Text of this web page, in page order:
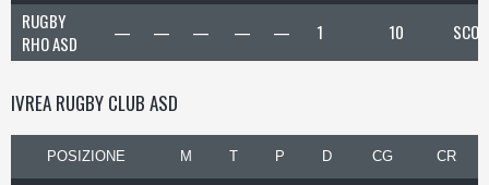
RUGBY
RHO ASD
— — — — — 1 10
IVREA RUGBY CLUB ASD
POSIZIONE M T P D CG CR